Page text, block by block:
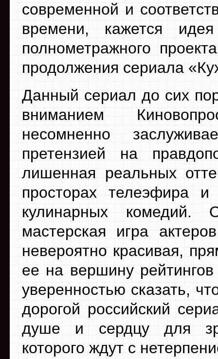
современной и
времени, кажется
полнометражного
продолжения сериала
Данный сериал до сих
вниманием
несомненно
претензией на
лишенная реальных
просторах телеэфира
кулинарных комедий.
мастерская игра
невероятно красивая,
ее на вершину
уверенностью сказать,
дорогой российский
душе и сердцу для
которого ждут с